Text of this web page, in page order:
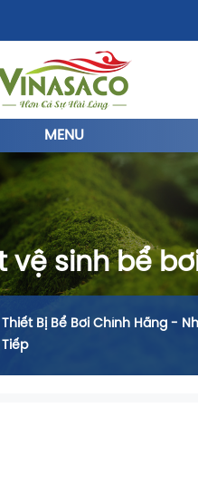
MENU
vệ sinh bể
Thiết Bị Bể Bơi Chính Hãng -
Tiếp